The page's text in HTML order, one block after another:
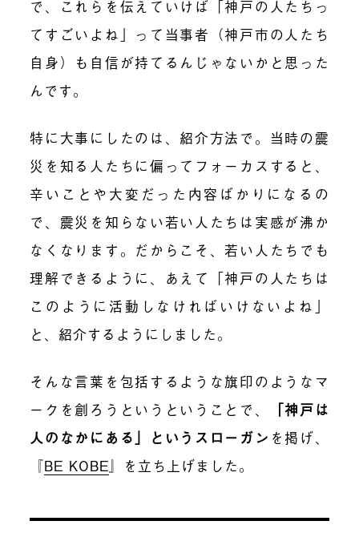
で、これらを伝えていけば「神戸の人たちっ
てすごいよね」って当事者（神戸市の人たち
自身）も自信が持てるんじゃないかと思った
んです。
特に大事にしたのは、紹介方法で。当時の震
災を知る人たちに偏ってフォーカスすると、
辛いことや大変だった内容ばかりになるの
で、震災を知らない若い人たちは実感が沸か
なくなります。だからこそ、若い人たちでも
理解できるように、あえて「神戸の人たちは
このように活動しなければいけないよね」
と、紹介するようにしました。
そんな言葉を包括するような旗印のようなマ
ークを創ろうというということで、
「神戸は
人のなかにある」というスローガン を掲げ、
『BE KOBE』を立ち上げました。